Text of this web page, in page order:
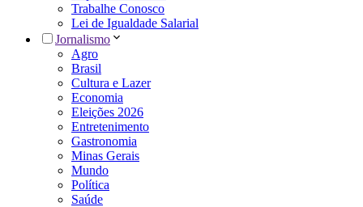
Trabalhe Conosco
Lei de Igualdade Salarial
Jornalismo
Agro
Brasil
Cultura e Lazer
Economia
Eleições 2026
Entretenimento
Gastronomia
Minas Gerais
Mundo
Política
Saúde